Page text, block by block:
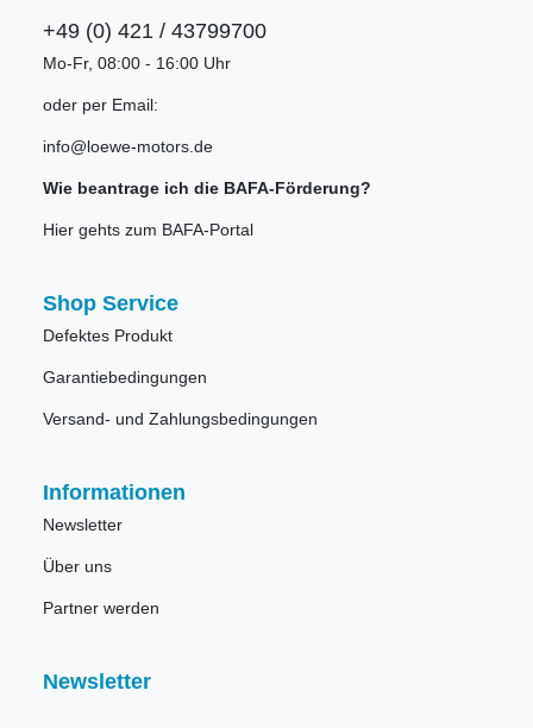
+49 (0) 421 / 43799700
Mo-Fr, 08:00 - 16:00 Uhr
oder per Email:
info@loewe-motors.de
Wie beantrage ich die BAFA-Förderung?
Hier gehts zum BAFA-Portal
Shop Service
Defektes Produkt
Garantiebedingungen
Versand- und Zahlungsbedingungen
Informationen
Newsletter
Über uns
Partner werden
Newsletter